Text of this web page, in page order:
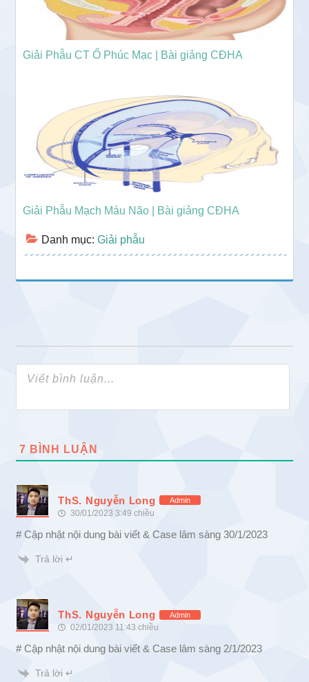
Giải Phẫu CT Ổ Phúc Mạc | Bài giảng CĐHA
Giải Phẫu Mạch Máu Não | Bài giảng CĐHA
Danh mục:Giải phẫu
7 BÌNH LUẬN
ThS. Nguyễn Long Admin
30/01/2023 3:49 chiều
# Cập nhật nội dung bài viết & Case lâm sàng 30/1/2023
Trả lời ↵
ThS. Nguyễn Long Admin
02/01/2023 11:43 chiều
# Cập nhật nội dung bài viết & Case lâm sàng 2/1/2023
Trả lời ↵